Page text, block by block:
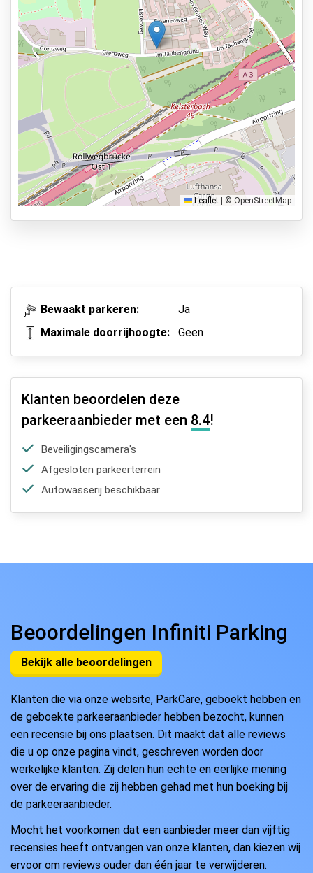
Services
24 uur per dag geopend
Vooraf reserveren
3 min naar vertrekhal
Parkeervormen
Shuttle Parking
Valet Parking
Park & Walk
Bekijk op kaart
Leaflet © OpenStreetMap
Bewaakt parkeren:
Ja
Maximale doorrijhoogte:
Geen
Klanten beoordelen deze
parkeeraanbieder met een 8.4!
Beveiligingscamera's
Afgesloten parkeerterrein
Autowasserij beschikbaar
Beoordelingen Infiniti Parking
Bekijk alle beoordelingen
Klanten die via onze website, ParkCare, geboekt hebben en
de geboekte parkeeraanbieder hebben bezocht, kunnen
een recensie bij ons plaatsen. Dit maakt dat alle reviews
die u op onze pagina vindt, geschreven worden door
werkelijke klanten. Zij delen hun echte en eerlijke mening
over de ervaring die zij hebben gehad met hun boeking bij
de parkeeraanbieder.
Mocht het voorkomen dat een aanbieder meer dan vijftig
recensies heeft ontvangen van onze klanten, dan kiezen wij
ervoor om reviews ouder dan één jaar te verwijderen.